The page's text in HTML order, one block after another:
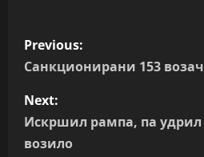
P
o
s
t
Previous:
Санкционирани 153
Next:
Искршил рампа, па
возило